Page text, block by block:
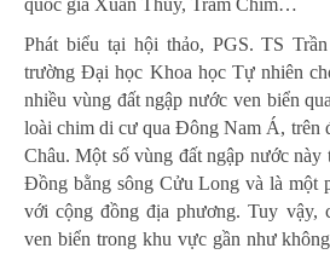
quốc gia Xuân Thủy, Tràm Chim…
Phát biểu tại hội thảo, PGS. TS
trường Đại học Khoa học Tự nhiên
nhiều vùng đất ngập nước ven biển
loài chim di cư qua Đông Nam Á,
Châu. Một số vùng đất ngập nước này
Đồng bằng sông Cửu Long và là một
với cộng đồng địa phương. Tuy vậy,
ven biển trong khu vực gần như